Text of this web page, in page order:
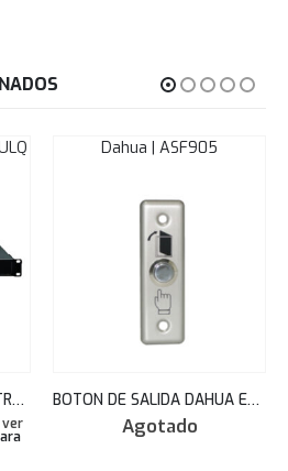
FUENTE SECO-LARM CENTRALIZADA MONTAJE RACK 18 SALIDAS 20A 1U PH-U1820-PULQ
ver
Dahua | ASF905
BOTON DE SALIDA DAHUA EN ACERO INOXIDABLE PARA CONTROL DE ACCESO ASF905
Agotado